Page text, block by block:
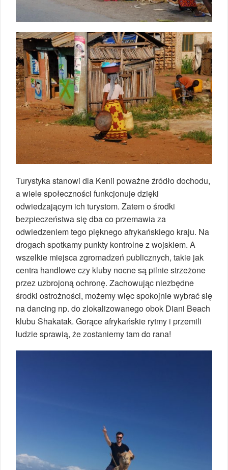
Turystyka stanowi dla Kenii poważne źródło dochodu,
a wiele społeczności funkcjonuje dzięki
odwiedzającym ich turystom. Zatem o środki
bezpieczeństwa się dba co przemawia za
odwiedzeniem tego pięknego afrykańskiego kraju. Na
drogach spotkamy punkty kontrolne z wojskiem. A
wszelkie miejsca zgromadzeń publicznych, takie jak
centra handlowe czy kluby nocne są pilnie strzeżone
przez uzbrojoną ochronę. Zachowując niezbędne
środki ostrożności, możemy więc spokojnie wybrać się
na dancing np. do zlokalizowanego obok Diani Beach
klubu Shakatak. Gorące afrykańskie rytmy i przemili
ludzie sprawią, że zostaniemy tam do rana!